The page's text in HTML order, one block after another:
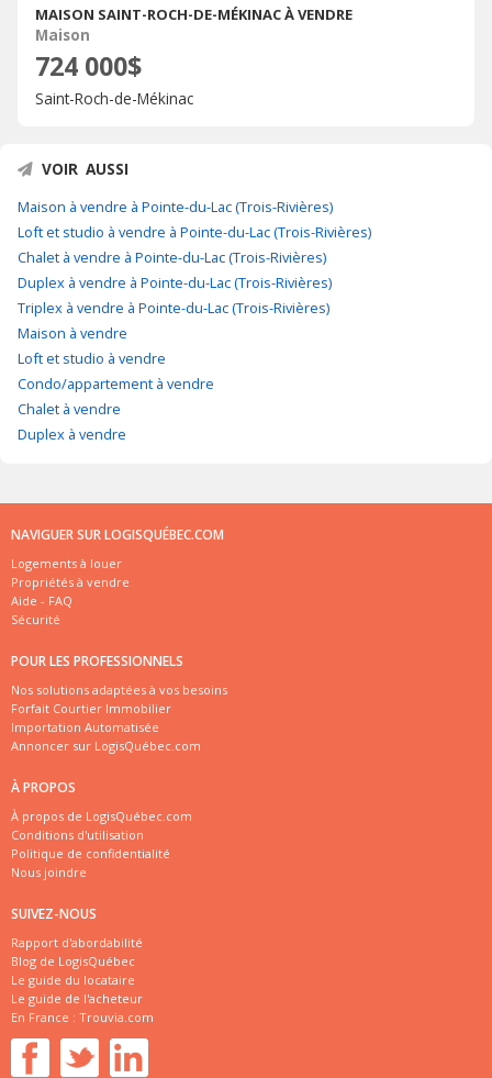
MAISON SAINT-ROCH-DE-MÉKINAC À VENDRE
Maison
724 000$
Saint-Roch-de-Mékinac
VOIR AUSSI
Maison à vendre à Pointe-du-Lac (Trois-Rivières)
Loft et studio à vendre à Pointe-du-Lac (Trois-Rivières)
Chalet à vendre à Pointe-du-Lac (Trois-Rivières)
Duplex à vendre à Pointe-du-Lac (Trois-Rivières)
Triplex à vendre à Pointe-du-Lac (Trois-Rivières)
Maison à vendre
Loft et studio à vendre
Condo/appartement à vendre
Chalet à vendre
Duplex à vendre
NAVIGUER SUR LOGISQUÉBEC.COM
Logements à louer
Propriétés à vendre
Aide - FAQ
Sécurité
POUR LES PROFESSIONNELS
Nos solutions adaptées à vos besoins
Forfait Courtier Immobilier
Importation Automatisée
Annoncer sur LogisQuébec.com
À PROPOS
À propos de LogisQuébec.com
Conditions d'utilisation
Politique de confidentialité
Nous joindre
SUIVEZ-NOUS
Rapport d'abordabilité
Blog de LogisQuébec
Le guide du locataire
Le guide de l'acheteur
En France : Trouvia.com